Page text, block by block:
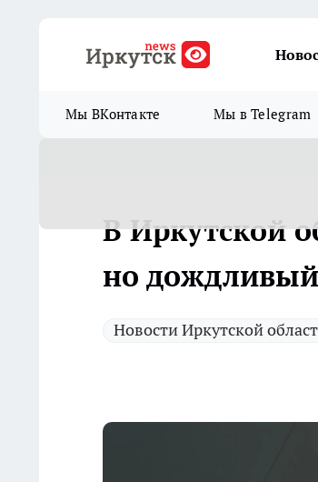
Мы ВКонтакте Мы в Telegram
В Иркутской
но
Новости Иркутской